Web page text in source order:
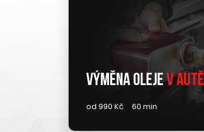
Výměna olejev autě
od 990 Kč 60 min